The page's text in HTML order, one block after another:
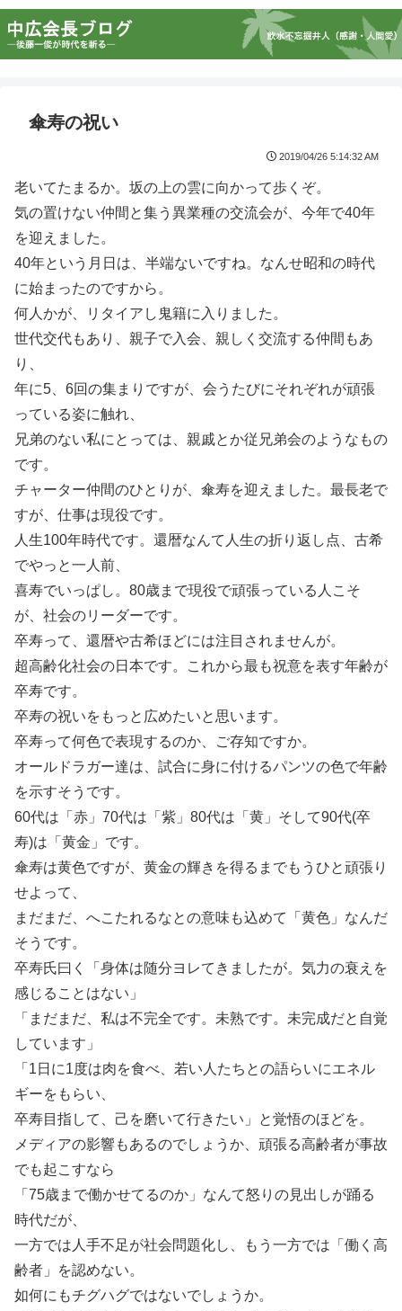
傘寿の祝い
2019/04/26 5:14:32 AM
老いてたまるか。坂の上の雲に向かって歩くぞ。
気の置けない仲間と集う異業種の交流会が、今年で40年
を迎えました。
40年という月日は、半端ないですね。なんせ昭和の時代
に始まったのですから。
何人かが、リタイアし鬼籍に入りました。
世代交代もあり、親子で入会、親しく交流する仲間もあ
り、
年に5、6回の集まりですが、会うたびにそれぞれが頑張
っている姿に触れ、
兄弟のない私にとっては、親戚とか従兄弟会のようなもの
です。
チャーター仲間のひとりが、傘寿を迎えました。最長老で
すが、仕事は現役です。
人生100年時代です。還暦なんて人生の折り返し点、古希
でやっと一人前、
喜寿でいっぱし。80歳まで現役で頑張っている人こそ
が、社会のリーダーです。
卒寿って、還暦や古希ほどには注目されませんが。
超高齢化社会の日本です。これから最も祝意を表す年齢が
卒寿です。
卒寿の祝いをもっと広めたいと思います。
卒寿って何色で表現するのか、ご存知ですか。
オールドラガー達は、試合に身に付けるパンツの色で年齢
を示すそうです。
60代は「赤」70代は「紫」80代は「黄」そして90代(卒
寿)は「黄金」です。
傘寿は黄色ですが、黄金の輝きを得るまでもうひと頑張り
せよって、
まだまだ、へこたれるなとの意味も込めて「黄色」なんだ
そうです。
卒寿氏曰く「身体は随分ヨレてきましたが。気力の衰えを
感じることはない」
「まだまだ、私は不完全です。未熟です。未完成だと自覚
しています」
「1日に1度は肉を食べ、若い人たちとの語らいにエネル
ギーをもらい、
卒寿目指して、己を磨いて行きたい」と覚悟のほどを。
メディアの影響もあるのでしょうか、頑張る高齢者が事故
でも起こすなら
「75歳まで働かせてるのか」なんて怒りの見出しが踊る
時代だが、
一方では人手不足が社会問題化し、もう一方では「働く高
齢者」を認めない。
如何にもチグハグではないでしょうか。